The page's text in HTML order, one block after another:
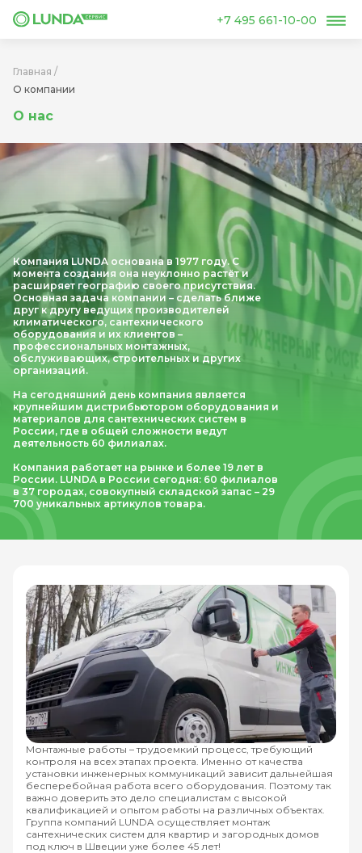
+7 495 661-10-00
Главная /
О компании
О нас
Компания LUNDA основана в 1977 году. С
момента создания она неуклонно растёт и
расширяет географию своего присутствия.
Основная задача компании – сделать ближе
друг к другу ведущих производителей
климатического, сантехнического
оборудования и их клиентов –
профессиональных монтажных,
обслуживающих, строительных и других
организаций.
На сегодняшний день компания является
крупнейшим дистрибьютором оборудования и
материалов для сантехнических систем в
России, где в общей сложности ведут
деятельность 60 филиалах.
Компания работает на рынке и более 19 лет в
России. LUNDA в России сегодня: 60 филиалов
в 37 городах, совокупный складской запас – 29
700 уникальных артикулов товара.
Монтажные работы – трудоемкий процесс, требующий
контроля на всех этапах проекта. Именно от качества
установки инженерных коммуникаций зависит дальнейшая
бесперебойная работа всего оборудования. Поэтому так
важно доверить это дело специалистам с высокой
квалификацией и опытом работы на различных объектах.
Группа компаний LUNDA осуществляет монтаж
сантехнических систем для квартир и загородных домов
под ключ в Швеции уже более 45 лет!